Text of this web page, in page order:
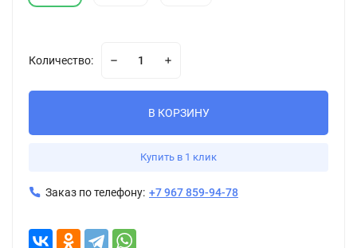
Количество:
В КОРЗИНУ
Купить в 1 клик
Заказ по телефону: +7 967 859-94-78